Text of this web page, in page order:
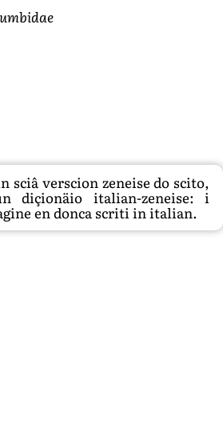
sciâ verscion zeneise do scito,
diçionäio italian-zeneise: i
en donca scriti in italian.